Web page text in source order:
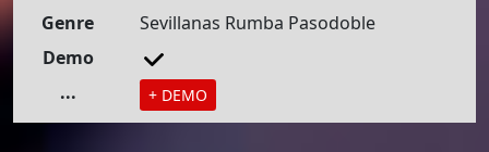
Genre
Sevillanas Rumba Pasodoble
Demo
...
+ DEMO